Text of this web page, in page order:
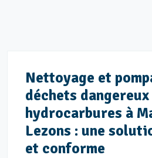
Nettoyage et
déchets
hydrocarbures à
Lezons : une
et conforme